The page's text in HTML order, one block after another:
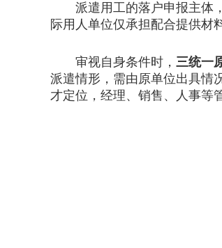
派遣用工的落户申报主体，
际用人单位仅承担配合提供材
审视自身条件时， 三统一
派遣情形，需由原单位出具情
才定位，经理、销售、人事等